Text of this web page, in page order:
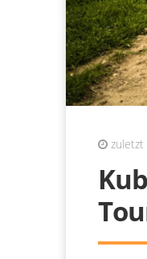
zuletzt